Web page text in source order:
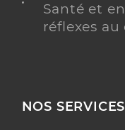
Santé et
réflexes
NOS SERVICES